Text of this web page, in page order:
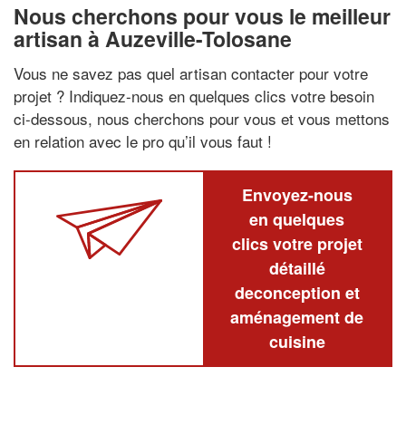
Nous cherchons pour vous le meilleur
artisan à Auzeville-Tolosane
Vous ne savez pas quel artisan contacter pour votre
projet ? Indiquez-nous en quelques clics votre besoin
ci-dessous, nous cherchons pour vous et vous mettons
en relation avec le pro qu’il vous faut !
Envoyez-nous
en quelques
clics votre projet
détaillé
deconception et
aménagement de
cuisine